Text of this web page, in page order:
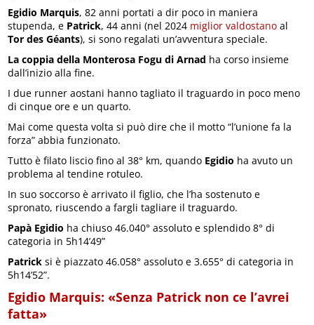
Egidio Marquis, 82 anni portati a dir poco in maniera
stupenda, e Patrick, 44 anni (nel 2024 miglior valdostano al
Tor des Géants), si sono regalati un’avventura speciale.
La coppia della Monterosa Fogu di Arnad ha corso insieme
dall’inizio alla fine.
I due runner aostani hanno tagliato il traguardo in poco meno
di cinque ore e un quarto.
Mai come questa volta si può dire che il motto “l’unione fa la
forza” abbia funzionato.
Tutto è filato liscio fino al 38° km, quando Egidio ha avuto un
problema al tendine rotuleo.
In suo soccorso è arrivato il figlio, che l’ha sostenuto e
spronato, riuscendo a fargli tagliare il traguardo.
Papà Egidio ha chiuso 46.040° assoluto e splendido 8° di
categoria in 5h14’49”
Patricksi è piazzato 46.058° assoluto e 3.655° di categoria in
5h14’52”.
Egidio Marquis: «Senza Patrick non ce l’avrei
fatta»